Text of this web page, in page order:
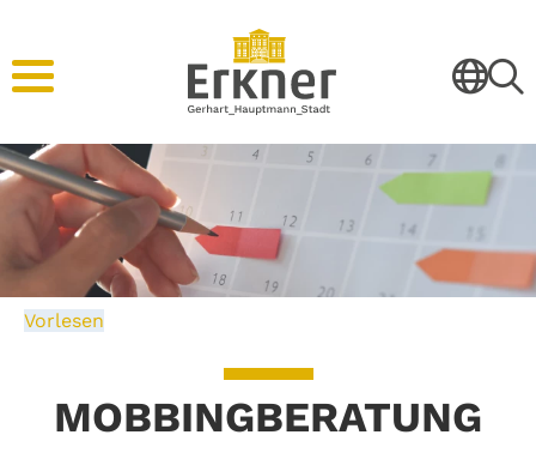
Vorlesen
MOBBINGBERATUNG